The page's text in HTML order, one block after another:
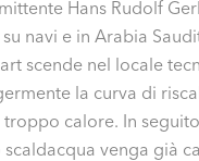
Hans Rudolf
navi e in Arabia
scende nel locale
la curva di
calore. In
venga già